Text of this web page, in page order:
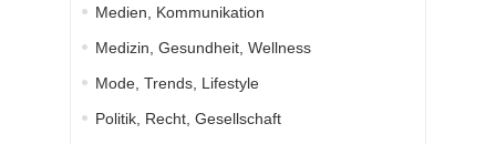
Medien, Kommunikation
Medizin, Gesundheit, Wellness
Mode, Trends, Lifestyle
Politik, Recht, Gesellschaft